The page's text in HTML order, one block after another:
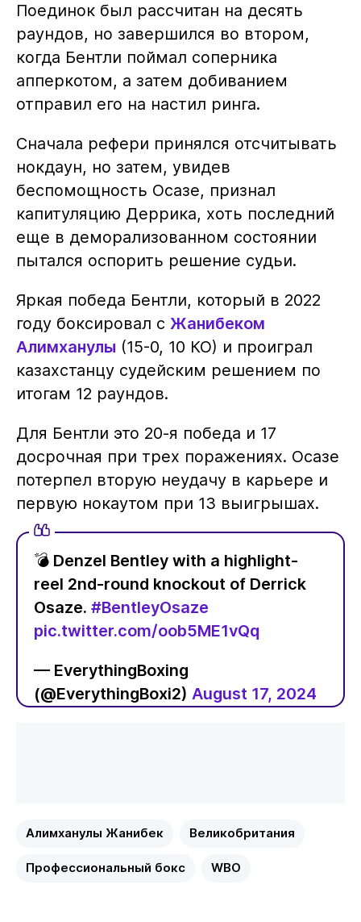
Поединок был рассчитан на десять
раундов, но завершился во втором,
когда Бентли поймал соперника
апперкотом, а затем добиванием
отправил его на настил ринга.
Сначала рефери принялся отсчитывать
нокдаун, но затем, увидев
беспомощность Осазе, признал
капитуляцию Деррика, хоть последний
еще в деморализованном состоянии
пытался оспорить решение судьи.
Яркая победа Бентли, который в 2022
году боксировал с Жанибеком
Алимханулы (15-0, 10 КО) и проиграл
казахстанцу судейским решением по
итогам 12 раундов.
Для Бентли это 20-я победа и 17
досрочная при трех поражениях. Осазе
потерпел вторую неудачу в карьере и
первую нокаутом при 13 выигрышах.
💣 Denzel Bentley with a highlight-
reel 2nd-round knockout of Derrick
Osaze. #BentleyOsaze
pic.twitter.com/oob5ME1vQq
— EverythingBoxing
(@EverythingBoxi2) August 17, 2024
Алимханулы Жанибек Великобритания
Профессиональный бокс WBO